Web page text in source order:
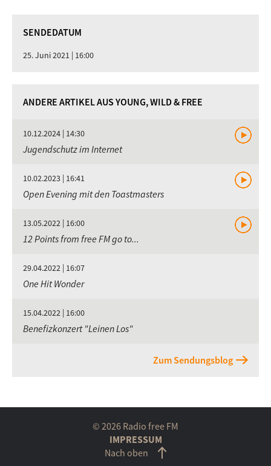
SENDEDATUM
25. Juni 2021 | 16:00
ANDERE ARTIKEL AUS YOUNG, WILD & FREE
10.12.2024 | 14:30
Jugendschutz im Internet
10.02.2023 | 16:41
Open Evening mit den Toastmasters
13.05.2022 | 16:00
12 Points from free FM go to...
29.04.2022 | 16:07
One Hit Wonder
15.04.2022 | 16:00
Benefizkonzert "Leinen Los"
Zum Sendungsblog
© 2026 Radio free FM
IMPRESSUM
Nach oben